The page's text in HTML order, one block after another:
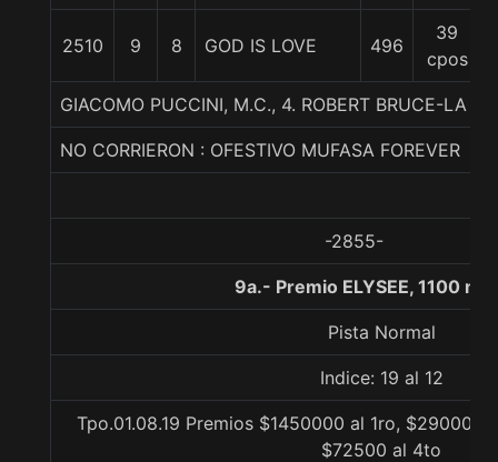
2510 9 8 GOD IS LOVE 496
39
cpos
GIACOMO PUCCINI, M.C., 4. ROBERT BRUCE-LA
NO CORRIERON : OFESTIVO MUFASA FOREVER
-2855-
9a.- Premio ELYSEE, 1100
Pista Normal
Indice: 19 al 12
Tpo.01.08.19 Premios $1450000 al 1ro, $290000
$72500 al 4to